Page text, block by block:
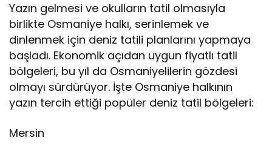
Yazın gelmesi ve okulların tatil olmasıyla
birlikte Osmaniye halkı, serinlemek ve
dinlenmek için deniz tatili planlarını yapmaya
başladı. Ekonomik açıdan uygun fiyatlı tatil
bölgeleri, bu yıl da Osmaniyelilerin gözdesi
olmayı sürdürüyor. İşte Osmaniye halkının
yazın tercih ettiği popüler deniz tatil bölgeleri:
Mersin